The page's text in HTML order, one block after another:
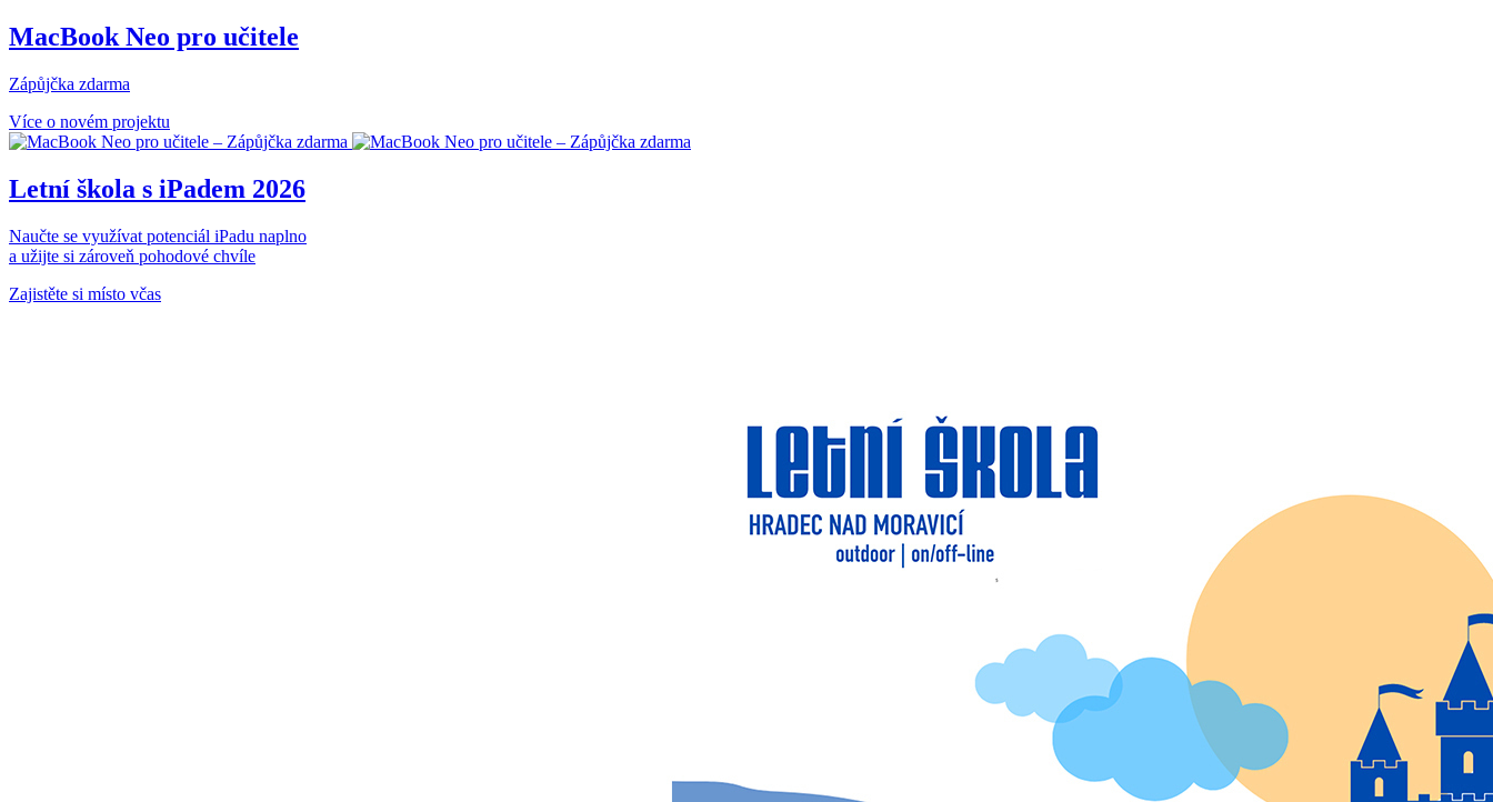
MacBook Neo pro učitele
Zápůjčka zdarma
Více o novém projektu
Letní škola s iPadem 2026
Naučte se využívat potenciál iPadu naplno
a užijte si zároveň pohodové chvíle
Zajistěte si místo včas